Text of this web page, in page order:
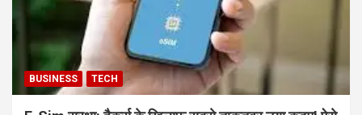
BUSINESS TECH